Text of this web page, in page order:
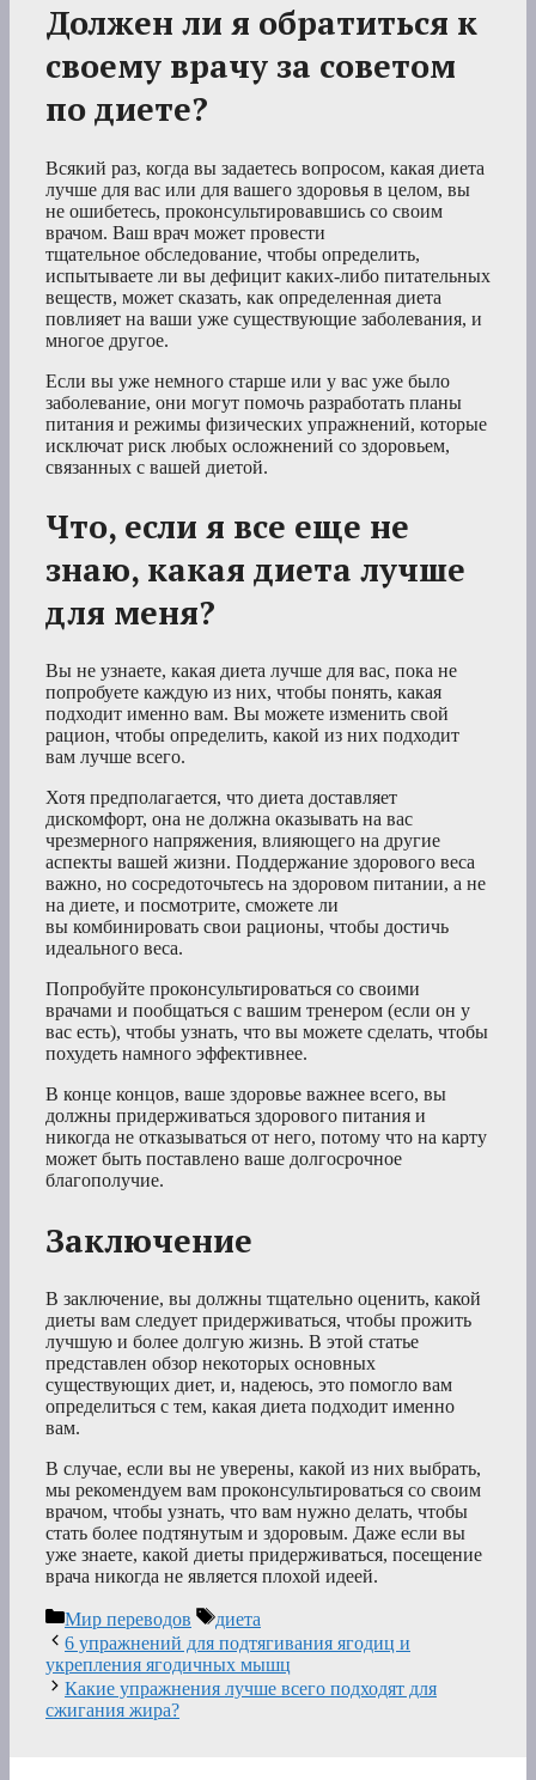
Должен ли я обратиться к
своему врачу за советом
по диете?
Всякий раз, когда вы задаетесь вопросом, какая диета
лучше для вас или для вашего здоровья в целом, вы
не ошибетесь, проконсультировавшись со своим
врачом. Ваш врач может провести
тщательное обследование, чтобы определить,
испытываете ли вы дефицит каких-либо питательных
веществ, может сказать, как определенная диета
повлияет на ваши уже существующие заболевания, и
многое другое.
Если вы уже немного старше или у вас уже было
заболевание, они могут помочь разработать планы
питания и режимы физических упражнений, которые
исключат риск любых осложнений со здоровьем,
связанных с вашей диетой.
Что, если я все еще не
знаю, какая диета лучше
для меня?
Вы не узнаете, какая диета лучше для вас, пока не
попробуете каждую из них, чтобы понять, какая
подходит именно вам. Вы можете изменить свой
рацион, чтобы определить, какой из них подходит
вам лучше всего.
Хотя предполагается, что диета доставляет
дискомфорт, она не должна оказывать на вас
чрезмерного напряжения, влияющего на другие
аспекты вашей жизни. Поддержание здорового веса
важно, но сосредоточьтесь на здоровом питании, а не
на диете, и посмотрите, сможете ли
вы комбинировать свои рационы, чтобы достичь
идеального веса.
Попробуйте проконсультироваться со своими
врачами и пообщаться с вашим тренером (если он у
вас есть), чтобы узнать, что вы можете сделать, чтобы
похудеть намного эффективнее.
В конце концов, ваше здоровье важнее всего, вы
должны придерживаться здорового питания и
никогда не отказываться от него, потому что на карту
может быть поставлено ваше долгосрочное
благополучие.
Заключение
В заключение, вы должны тщательно оценить, какой
диеты вам следует придерживаться, чтобы прожить
лучшую и более долгую жизнь. В этой статье
представлен обзор некоторых основных
существующих диет, и, надеюсь, это помогло вам
определиться с тем, какая диета подходит именно
вам.
В случае, если вы не уверены, какой из них выбрать,
мы рекомендуем вам проконсультироваться со своим
врачом, чтобы узнать, что вам нужно делать, чтобы
стать более подтянутым и здоровым. Даже если вы
уже знаете, какой диеты придерживаться, посещение
врача никогда не является плохой идеей.
Рубрики
Мир переводов Метки
диета
6 упражнений для подтягивания ягодиц и
укрепления ягодичных мышц
Какие упражнения лучше всего подходят для
сжигания жира?